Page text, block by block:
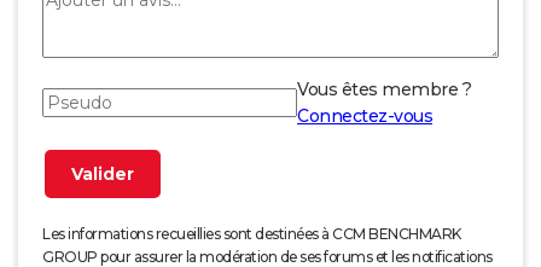
Vous êtes membre ?
Connectez-vous
Les informations recueillies sont destinées à CCM BENCHMARK
GROUP pour assurer la modération de ses forums et les notifications